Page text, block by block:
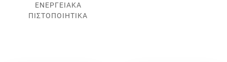
ΕΝΕΡΓΕΙΑΚΑ
ΠΙΣΤΟΠΟΙΗΤΙΚΑ